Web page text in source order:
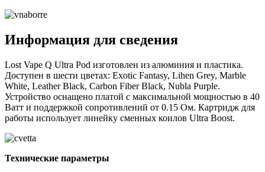
Информация для сведения
Lost Vape Q Ultra Pod изготовлен из алюминия и пластика.
Доступен в шести цветах: Exotic Fantasy, Lihen Grey, Marble
White, Leather Black, Carbon Fiber Black, Nubla Purple.
Устройство оснащено платой с максимальной мощностью в 40
Ватт и поддержкой сопротивлений от 0.15 Ом. Картридж для
работы использует линейку сменных коилов Ultra Boost.
Технические параметры